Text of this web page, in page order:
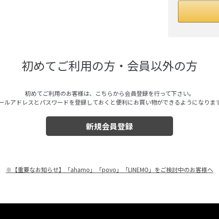
初めてご利用の方・会員以外の方
初めてご利用のお客様は、こちらから会員登録を行って下さい。
ルアドレスとパスワードを登録しておくと便利にお買い物ができるようになりま
※【重要なお知らせ】「ahamo」「povo」「LINEMO」をご検討中のお客様へ